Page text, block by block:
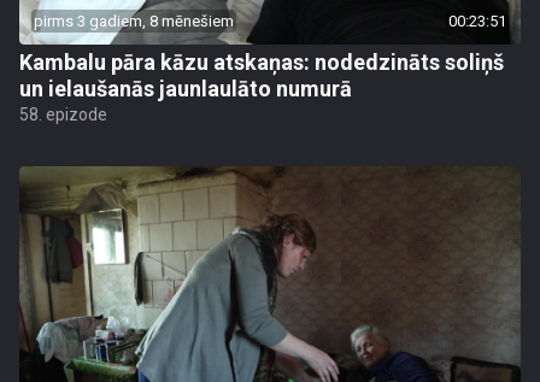
pirms 3 gadiem, 8 mēnešiem 00:23:51
Kambalu pāra kāzu atskaņas: nodedzināts soliņš
un ielaušanās jaunlaulāto numurā
58. epizode